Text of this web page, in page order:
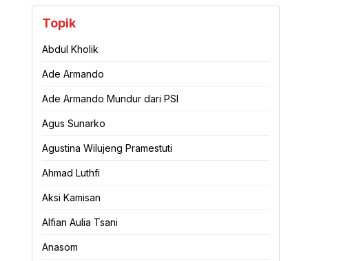
Topik
Abdul Kholik
Ade Armando
Ade Armando Mundur dari PSI
Agus Sunarko
Agustina Wilujeng Pramestuti
Ahmad Luthfi
Aksi Kamisan
Alfian Aulia Tsani
Anasom